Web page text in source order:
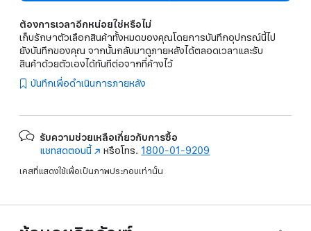
ต้องการเวลาอีกหน่อยใช่หรือไม่
เก็บรักษาตัวเลือกสินค้าทั้งหมดของคุณโดยการบันทึกอุปกรณ์นี้ไป
ยังบันทึกของคุณ จากนั้นกลับมาดูภายหลังได้ตลอดเวลาและรับ
สินค้าด้วยตัวเองได้ทันทีต่อจากที่ค้างไว้
บันทึกเพื่อดำเนินการภายหลัง
รับความช่วยเหลือเกี่ยวกับการซื้อ
แชทสดตอนนี้(เปิด
หน้าต่าง
หรือโทร. 1800-01-9209
เคสที่แสดงใช้เพื่อเป็นภาพประกอบเท่านั้น